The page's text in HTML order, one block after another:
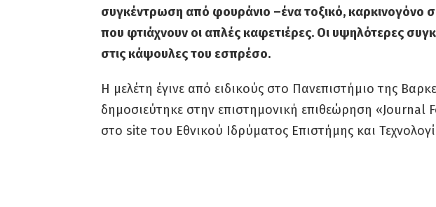
συγκέντρωση από φουράνιο –ένα τοξικό, καρκινογόνο
που φτιάχνουν οι απλές καφετιέρες. Οι υψηλότερες
στις κάψουλες του εσπρέσο.
Η μελέτη έγινε από ειδικούς στο Πανεπιστήμιο της
δημοσιεύτηκε στην επιστημονική επιθεώρηση «Journal
στο site του Εθνικού Ιδρύματος Επιστήμης και